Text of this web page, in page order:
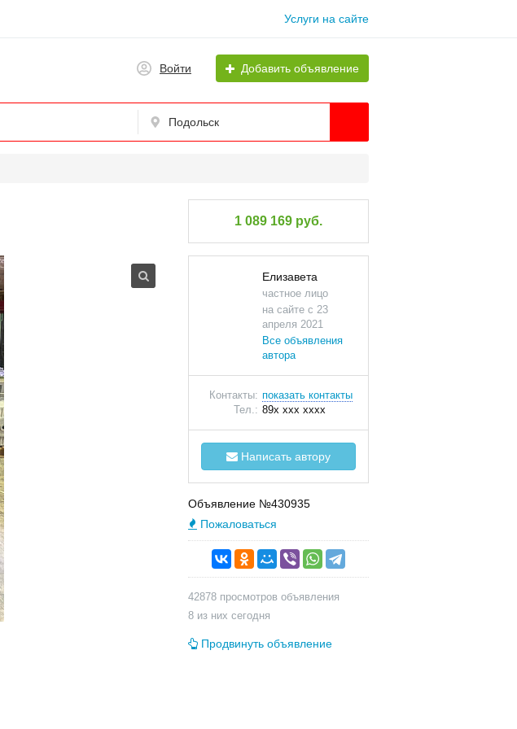
Услуги на сайте
Войти Добавить объявление
Подольск
1 089 169 руб.
Елизавета
частное лицо
на сайте с 23
апреля 2021
Все объявления
автора
Контакты: показать контакты
Тел.: 89x xxx xxxx
Написать автору
Объявление №430935
Пожаловаться
42878 просмотров объявления
8 из них сегодня
Продвинуть объявление